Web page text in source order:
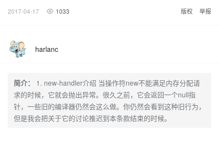
2017-04-17 1033 版权 举报
harlanc
简介：
1. new-handler介绍 当操作符new不能满足内存分配请
求的时候，它就会抛出异常。很久之前，它会返回一个null指
针，一些旧的编译器仍然会这么做。你仍然会看到这种旧行为，
但是我会把关于它的讨论推迟到本条款结束的时候。